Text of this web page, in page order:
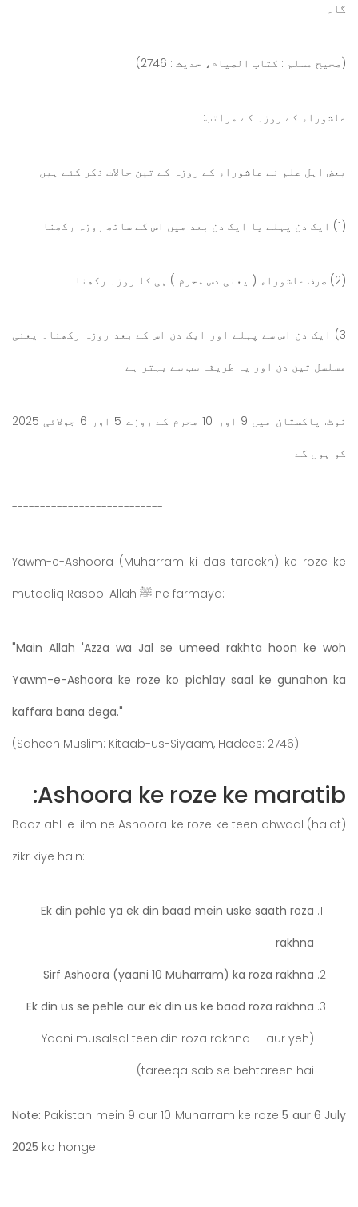
گا۔
(صحیح مسلم : کتاب الصیام، حدیث : 2746)
عاشوراء کے روزہ کے مراتب:
بعض اہل علم نے عاشوراء کے روزہ کے تین حالات ذکر کئے ہیں:
(1) ایک دن پہلے یا ایک دن بعد میں اس کے ساتھ روزہ رکھنا
(2) صرف عاشوراء ( یعنی دس محرم ) ہی کا روزہ رکھنا
3) ایک دن اس سے پہلے اور ایک دن اس کے بعد روزہ رکھنا۔ یعنی
مسلسل تین دن اور یہ طریقہ سب سے بہتر ہے
نوٹ: پاکستان میں 9 اور 10 محرم کے روزے 5 اور 6 جولائی 2025
کو ہوں گے
---------------------------
Yawm-e-Ashoora (Muharram ki das tareekh) ke roze ke
mutaaliq Rasool Allah ﷺ ne farmaya:
"Main Allah 'Azza wa Jal se umeed rakhta hoon ke woh
Yawm-e-Ashoora ke roze ko pichlay saal ke gunahon ka
kaffara bana dega."
(Saheeh Muslim: Kitaab-us-Siyaam, Hadees: 2746)
Ashoora ke roze ke maratib:
Baaz ahl-e-ilm ne Ashoora ke roze ke teen ahwaal (halat)
zikr kiye hain:
Ek din pehle ya ek din baad mein uske saath roza
rakhna
Sirf Ashoora (yaani 10 Muharram) ka roza rakhna
Ek din us se pehle aur ek din us ke baad roza rakhna
(Yaani musalsal teen din roza rakhna — aur yeh
tareeqa sab se behtareen hai)
Note: Pakistan mein 9 aur 10 Muharram ke roze5 aur 6 July
2025 ko honge.